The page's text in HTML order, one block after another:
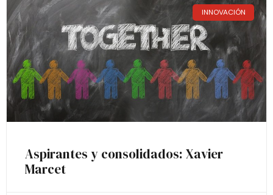
INNOVACIÓN
Aspirantes y consolidados: Xavier
Marcet